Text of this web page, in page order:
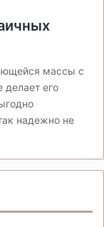
массы с
его
надежно не